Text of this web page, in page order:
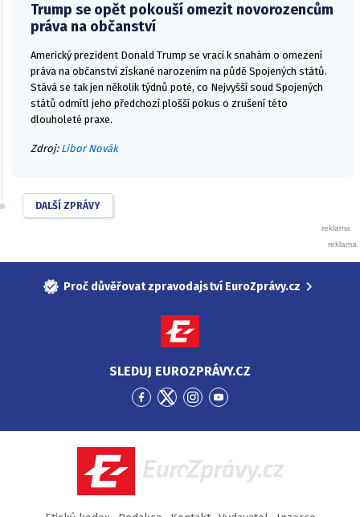
Trump se opět pokouší omezit novorozencům
práva na občanství
Americký prezident Donald Trump se vrací k snahám o omezení
práva na občanství získané narozením na půdě Spojených států.
Stává se tak jen několik týdnů poté, co Nejvyšší soud Spojených
států odmítl jeho předchozí plošší pokus o zrušení této
dlouholeté praxe.
Zdroj: Libor Novák
DALŠÍ ZPRÁVY
Proč důvěřovat zpravodajství EuroZprávy.cz
SLEDUJ EUROZPRÁVY.CZ
Přejít
Facebook
Přejít
Twitter
Přejít
Instagram
Přejít
YouTube
EuroZprávy.cz